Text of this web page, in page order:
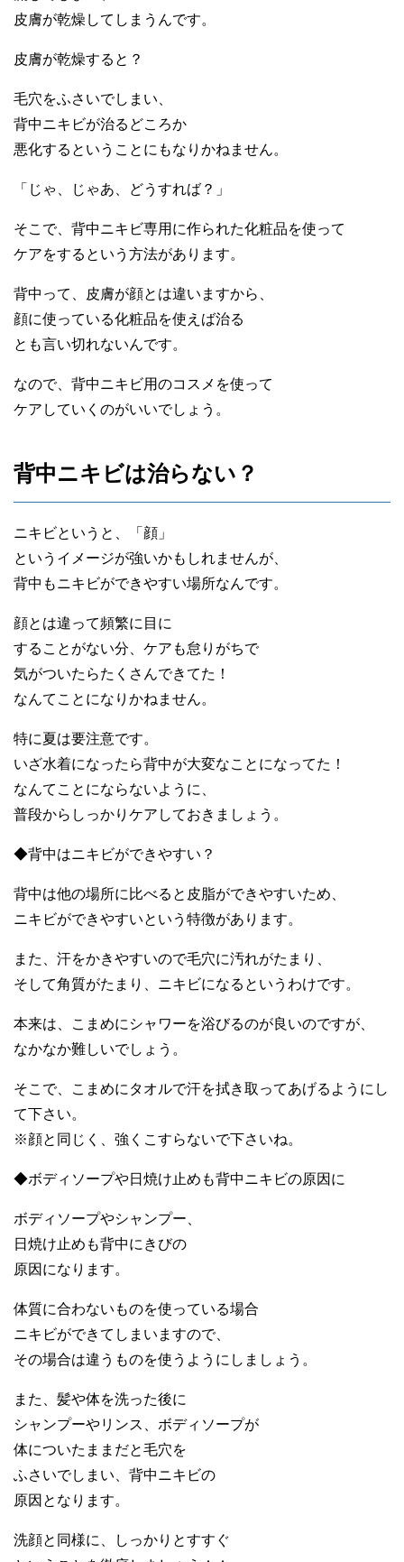
皮膚が乾燥してしまうんです。
皮膚が乾燥すると？
毛穴をふさいでしまい、
背中ニキビが治るどころか
悪化するということにもなりかねません。
「じゃ、じゃあ、どうすれば？」
そこで、背中ニキビ専用に作られた化粧品を使って
ケアをするという方法があります。
背中って、皮膚が顔とは違いますから、
顔に使っている化粧品を使えば治る
とも言い切れないんです。
なので、背中ニキビ用のコスメを使って
ケアしていくのがいいでしょう。
背中ニキビは治らない？
ニキビというと、「顔」
というイメージが強いかもしれませんが、
背中もニキビができやすい場所なんです。
顔とは違って頻繁に目に
することがない分、ケアも怠りがちで
気がついたらたくさんできてた！
なんてことになりかねません。
特に夏は要注意です。
いざ水着になったら背中が大変なことになってた！
なんてことにならないように、
普段からしっかりケアしておきましょう。
◆背中はニキビができやすい？
背中は他の場所に比べると皮脂ができやすいため、
ニキビができやすいという特徴があります。
また、汗をかきやすいので毛穴に汚れがたまり、
そして角質がたまり、ニキビになるというわけです。
本来は、こまめにシャワーを浴びるのが良いのですが、
なかなか難しいでしょう。
そこで、こまめにタオルで汗を拭き取ってあげるようにし
て下さい。
※顔と同じく、強くこすらないで下さいね。
◆ボディソープや日焼け止めも背中ニキビの原因に
ボディソープやシャンプー、
日焼け止めも背中にきびの
原因になります。
体質に合わないものを使っている場合
ニキビができてしまいますので、
その場合は違うものを使うようにしましょう。
また、髪や体を洗った後に
シャンプーやリンス、ボディソープが
体についたままだと毛穴を
ふさいでしまい、背中ニキビの
原因となります。
洗顔と同様に、しっかりとすすぐ